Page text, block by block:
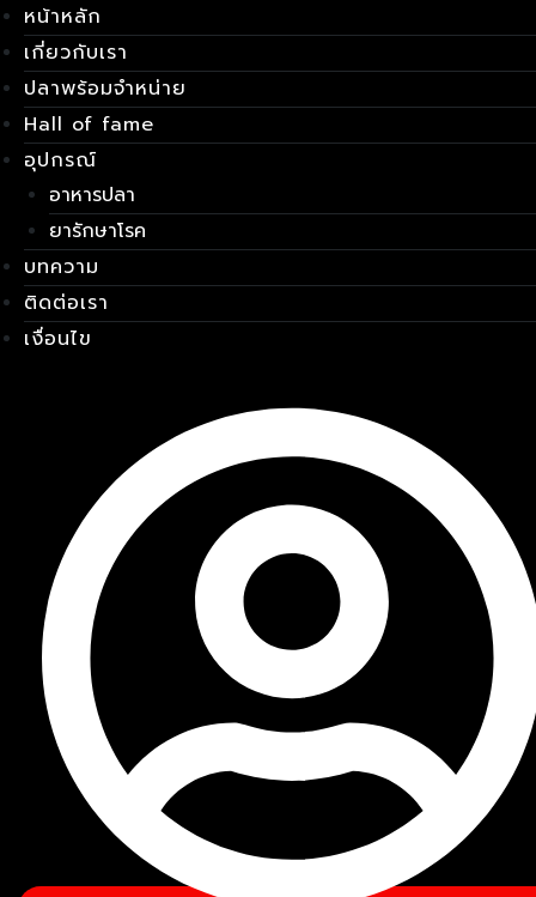
Skip
to
content
หน้าหลัก
เกี่ยวกับเรา
ปลาพร้อมจำหน่าย
Hall of fame
อุปกรณ์
อาหารปลา
ยารักษาโรค
บทความ
ติดต่อเรา
เงื่อนไข
เมนู